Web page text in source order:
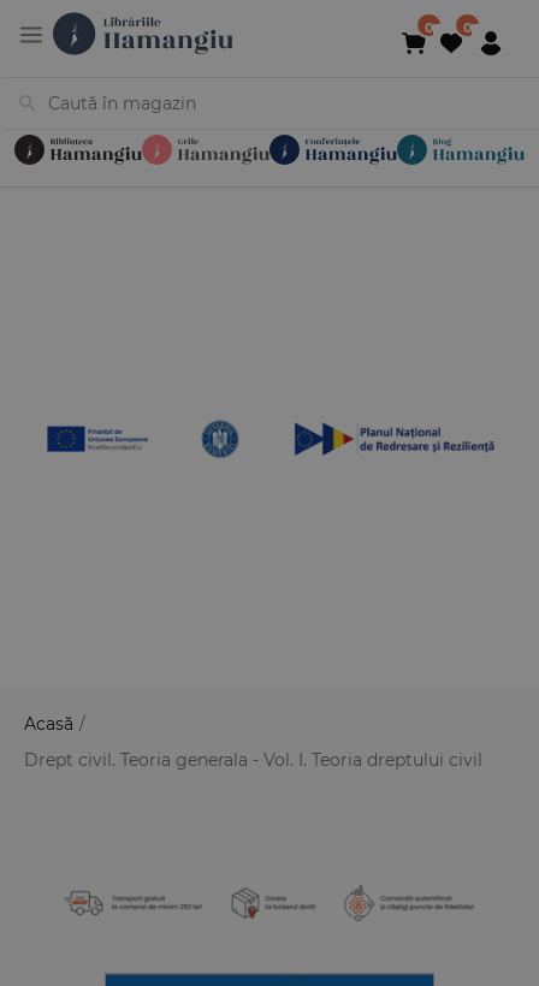
Acasă /
Drept civil. Teoria generala - Vol. I. Teoria dreptului civil